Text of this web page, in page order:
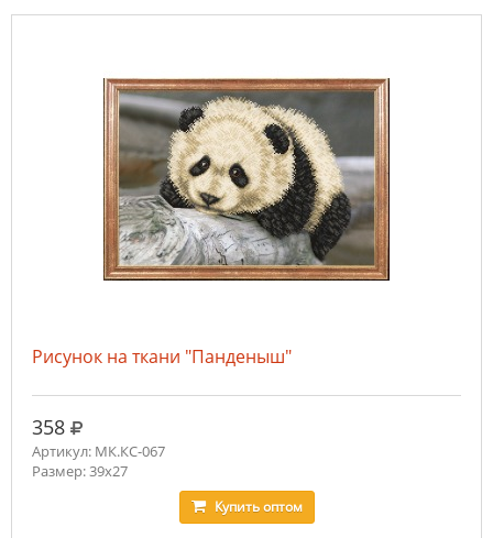
Рисунок на ткани "Панденыш"
358 руб.
Артикул: МК.КС-067
Размер: 39х27
Купитьоптом